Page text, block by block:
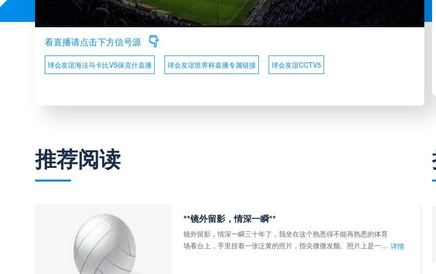
看直播请点击下方信号源
球会友谊海法马卡比VS保克什直播 球会友谊世界杯直播专属链接 球会友谊CCTV5
推荐阅读
**镜外留影，情深一瞬**
镜外留影，情深一瞬三十年了，我坐在这个熟悉得不能再熟悉的体育
场看台上，手里捏着一张泛黄的照片，指尖微微发颤。照片上是一个 详情